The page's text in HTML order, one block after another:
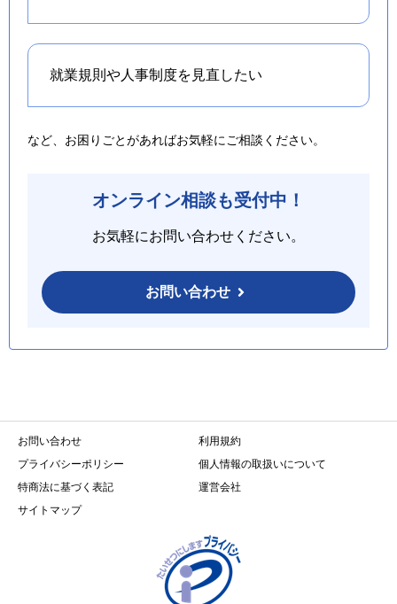
就業規則や人事制度を 見直したい
など、お困りごとがあればお気軽にご相談ください。
オンライン相談も受付中！
お気軽にお問い合わせください。
お問い合わせ
お問い合わせ
利用規約
プライバシーポリシー
個人情報の取扱いについて
特商法に基づく表記
運営会社
サイトマップ